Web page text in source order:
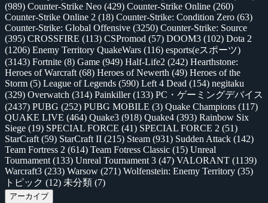
(989) Counter-Strike Neo (429) Counter-Strike Online (260)
Counter-Strike Online 2 (18) Counter-Strike: Condition Zero (63)
Counter-Strike: Global Offensive (3250) Counter-Strike: Source
(395) CROSSFIRE (113) CSPromod (57) DOOM3 (102) Dota 2
(1206) Enemy Territory QuakeWars (116) esports(eスポーツ)
(3143) Fortnite (8) Game (949) Half-Life2 (242) Hearthstone:
Heroes of Warcraft (68) Heroes of Newerth (49) Heroes of the
Storm (5) League of Legends (590) Left 4 Dead (154) negitaku
(329) Overwatch (314) Painkiller(133) PC・ゲーミングデバイス
(2437) PUBG (252) PUBG MOBILE (3) Quake Champions (117)
QUAKE LIVE (464) Quake3 (918) Quake4 (393) Rainbow Six
Siege (19) SPECIAL FORCE (41) SPECIAL FORCE 2 (51)
StarCraft (59) StarCraft II (215) Steam (931) Sudden Attack (142)
Team Fortress 2 (614) Team Fotress Classic (15) Unreal
Tournament (133) Unreal Tournament 3 (47) VALORANT (1139)
Warcraft3 (233) Warsow (271) Wolfenstein: Enemy Territory (35)
トピック (12) 未分類 (7)
アーカイブ